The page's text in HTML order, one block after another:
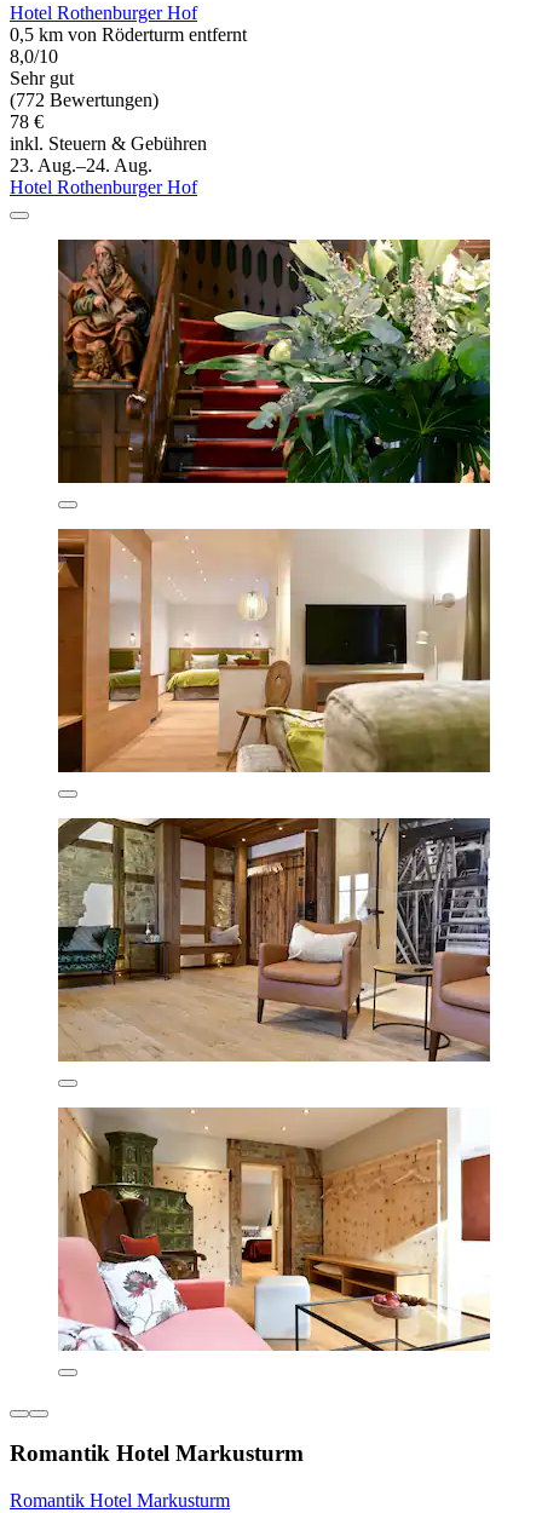
Hotel Rothenburger Hof
0,5 km von Röderturm entfernt
8,0/10
Sehr gut
(772 Bewertungen)
78 €
inkl. Steuern & Gebühren
23. Aug.–24. Aug.
Hotel Rothenburger Hof
Romantik Hotel Markusturm
Romantik Hotel Markusturm